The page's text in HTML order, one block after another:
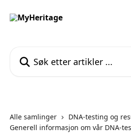
Alle samlinger
DNA-testing og
Generell informasjon om vår DNA-